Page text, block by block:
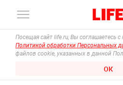
Посещая сайт life.ru, Вы соглашаетесь
Политикой обработки Персональных
файлов cookie, указанных в данной
ОК